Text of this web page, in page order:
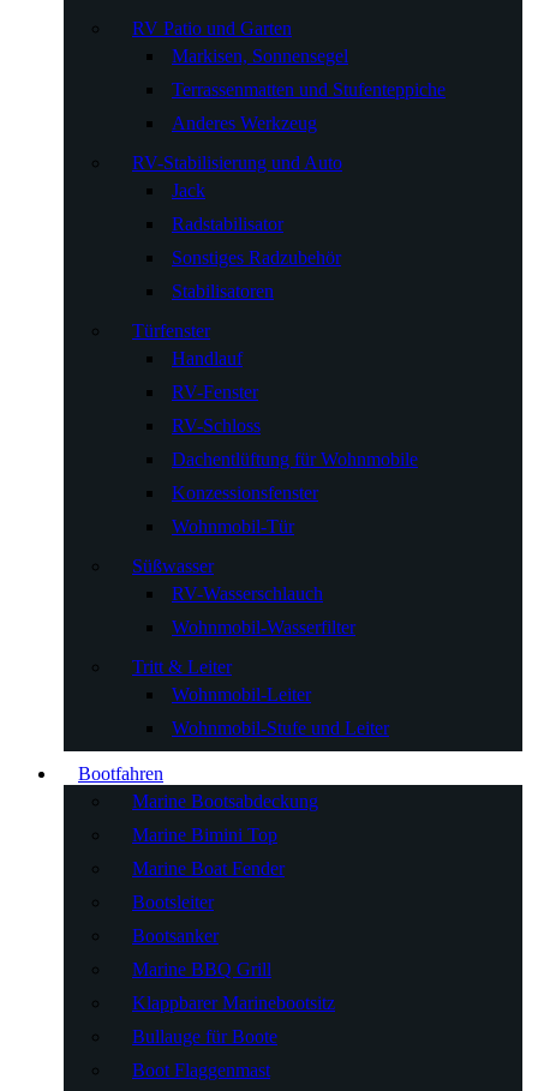
RV Patio und Garten
Markisen, Sonnensegel
Terrassenmatten und Stufenteppiche
Anderes Werkzeug
RV-Stabilisierung und Auto
Jack
Radstabilisator
Sonstiges Radzubehör
Stabilisatoren
Türfenster
Handlauf
RV-Fenster
RV-Schloss
Dachentlüftung für Wohnmobile
Konzessionsfenster
Wohnmobil-Tür
Süßwasser
RV-Wasserschlauch
Wohnmobil-Wasserfilter
Tritt & Leiter
Wohnmobil-Leiter
Wohnmobil-Stufe und Leiter
Bootfahren
Marine Bootsabdeckung
Marine Bimini Top
Marine Boat Fender
Bootsleiter
Bootsanker
Marine BBQ Grill
Klappbarer Marinebootsitz
Bullauge für Boote
Boot Flaggenmast